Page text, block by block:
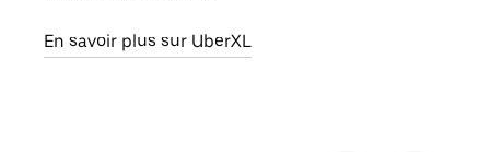
En savoir plus sur UberXL